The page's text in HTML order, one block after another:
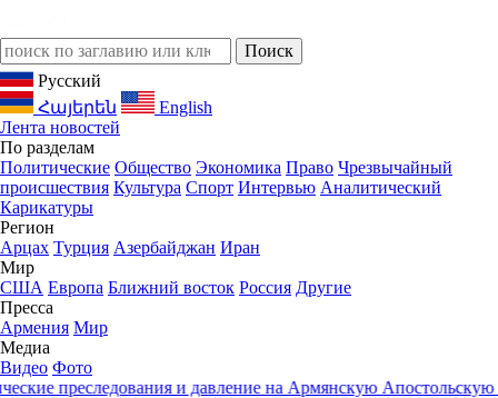
Русский
Հայերեն
English
Лента новостей
По разделам
Политические Общество Экономика Право Чрезвычайный
происшествия Культура Спорт Интервью Аналитический
Карикатуры
Регион
Арцах Турция Азербайджан Иран
Мир
США Европа Ближний восток Россия Другие
Пресса
Армения Мир
Медиа
Видео Фото
преследования и давление на Армянскую Апостольскую